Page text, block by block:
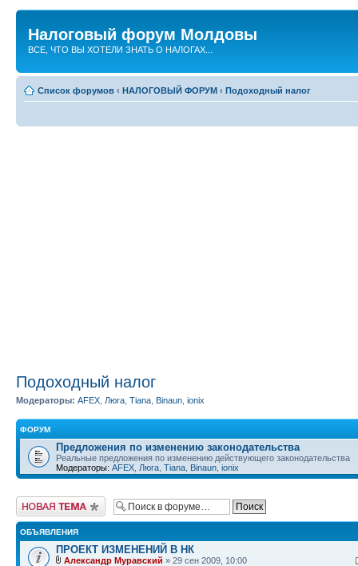
Налоговый форум Молдовы
ВСЕ, ЧТО ВЫ ХОТЕЛИ ЗНАТЬ О НАЛОГАХ...
Список форумов ‹ НАЛОГОВЫЙ ФОРУМ ‹ Подоходный налог
Подоходный налог
Модераторы: AFEX Люга Tiana Binaun ionix
ФОРУМ
Предложения по изменению законодательства
Реальные предложения по изменению действующего законодательства
Модераторы: AFEX Люга Tiana Binaun ionix
Начать новую тему
ОБЪЯВЛЕНИЯ
ПРОЕКТ ИЗМЕНЕНИЙ В НК
Александр Муравский » 29 сен 2009, 10:00